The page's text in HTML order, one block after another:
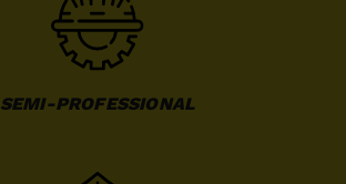
SEMI-PROFESSIONAL